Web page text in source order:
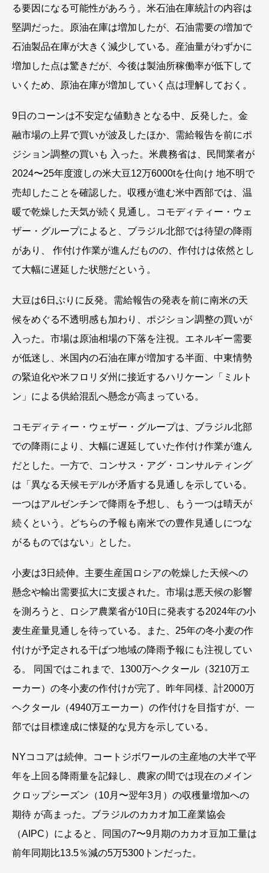
る要因になる可能性があろう。米石油在庫統計の内容は
堅調だった。原油在庫は増加したが、石油需要の増加で
石油製品在庫が大きく減少している。産油量がわずかに
増加した点は驚きだが、今後は製油所稼働率が低下して
いくため、原油在庫が増加していく点は理解しておく。
9日のコーンは不安定な値動きとなる中、反発した。金
融市場の上昇で買いが波及したほか、需給報告を前にポ
ジション調整の買いも 入った。米農務省は、民間業者が
2024〜25年度渡しの米大豆12万6000tを仕向け 地不明で
売却したことを確認した。収穫が進む米中西部では、温
暖で乾燥した天気が続く見通し。コモディティー・ウェ
ザー・グループによると、ブラジル北部では待望の降雨
があり、 作付け作業が進んだものの、作付けは依然とし
て大幅に遅延した状態だという。
大豆は6日ぶりに反発。需給報告の発表を前に南米の天
候をめぐる不透明感も加わり、ポジション調整の買いが
入った。市場は原油相場の下落を注視。エネルギー需要
が低迷し、米国内の石油在庫が増加する半面、中東情勢
の緊迫化や米フロリダ州に接近するハリケーン「ミルト
ン」による供給混乱へ懸念が高まっている。
コモディティー・ウェザー・グループは、ブラジル北部
での降雨により、大幅に遅延していた作付け作業が進ん
だとした。一方で、コンサス・アグ・コンサルティング
は「異なる天候モデルが矛盾する見通しを示している。
一つはアルゼンチンで降雨を予想し、もう一つは晴天が
続くという。どちらの予報も南米での豊作見通しにつな
がるものではない」とした。
小麦は3日続伸。主要生産国ロシアの乾燥した天候への
懸念や輸出需要拡大に支援された。市場は悪天候の影響
を測ろうと、ロシア農業省が10日に発表する2024年の小
麦生産量見通しを待っている。また、25年の冬小麦の作
付けが予定される干ばつ地域の降雨予報にも注視してい
る。 同国ではこれまで、1300万ヘクタール（3210万エ
ーカー）の冬小麦の作付けが完了。昨年同様、計2000万
ヘクタール（4940万エーカー）の作付けを目指すが、一
部では目標達成に懐疑的な見方を示している。
NYココアは続伸。コートジボワールの主産地の大半で平
年を上回る降雨量を記録し、農家の間では現在のメイン
クロップシーズン（10月〜翌年3月）の収穫量増加への
期待 が高まった。ブラジルのカカオ加工産業協会
（AIPC）によると、同国の7〜9月期のカカオ豆加工量は
前年同期比13.5％減の5万5300トンだった。